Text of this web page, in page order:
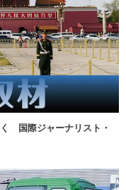
く 国際ジャーナリスト・